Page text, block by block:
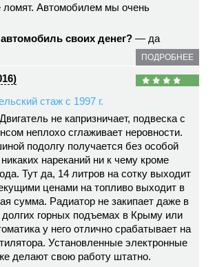
ломят. Автомобилем мы очень
своих денег? — да
ПОДРОБНЕЕ
стаж с 1997 г.
Двигатель не капризничает, подвеска с
неплохо сглаживает неровности.
подолгу получается без особой
нареканий ни к чему кроме
Тут да, 14 литров на сотку выходит
ценами на топливо выходит в
сумма. Радиатор не закипает даже в
горных подъемах в Крыму или
у него отлично срабатывает на
Установленные электронные
делают свою работу штатно.